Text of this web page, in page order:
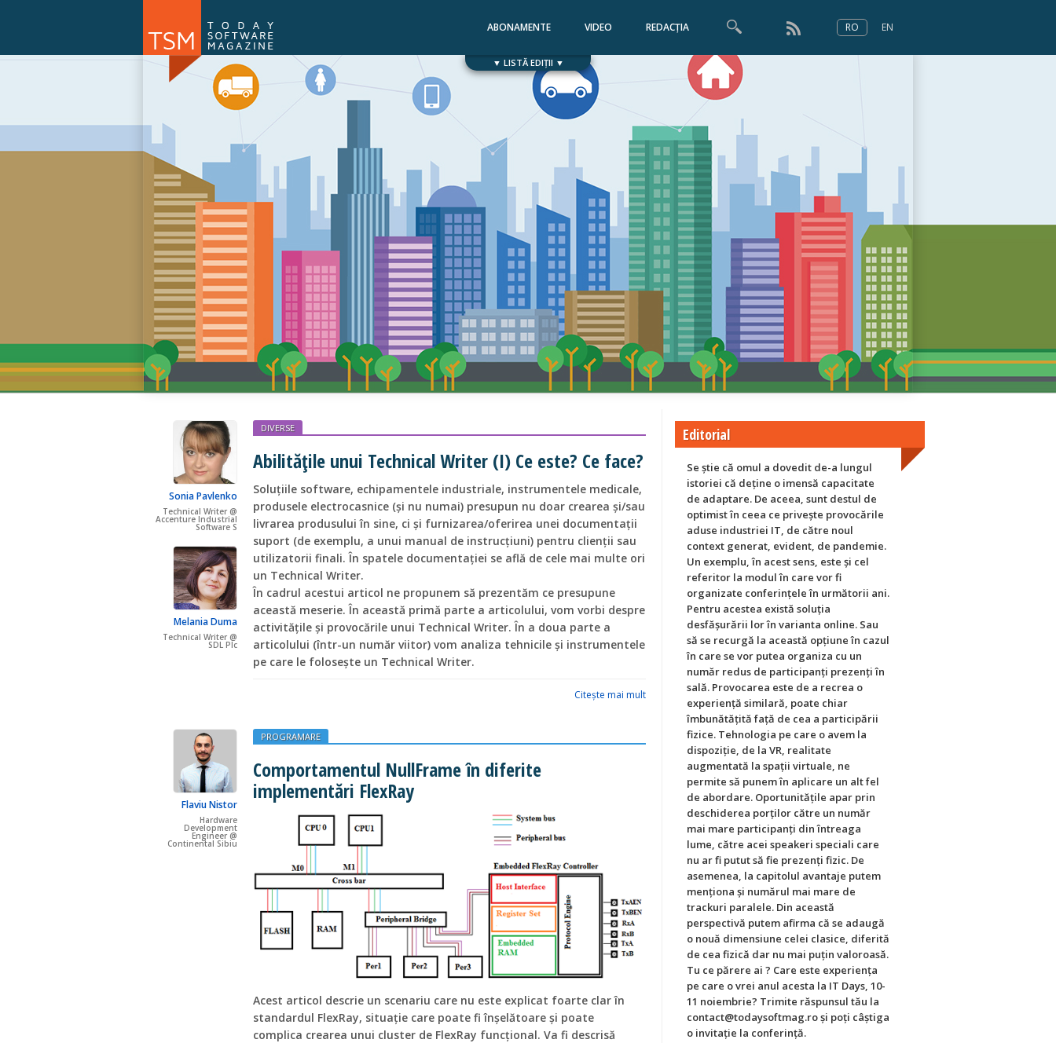
ABONAMENTE VIDEO REDACȚIA RO EN
NOU
Numărul 169 Numărul 168 Numărul 167
▼ LISTĂ EDIȚII ▼
Sonia Pavlenko
Technical Writer @
Accenture Industrial
Software S
Melania Duma
Technical Writer @
SDL Plc
DIVERSE
Abilitățile unui Technical Writer (I) Ce este? Ce face?
Soluțiile software, echipamentele industriale, instrumentele medicale,
produsele electrocasnice (și nu numai) presupun nu doar crearea și/sau
livrarea produsului în sine, ci și furnizarea/oferirea unei documentații
suport (de exemplu, a unui manual de instrucțiuni) pentru clienții sau
utilizatorii finali. În spatele documentației se află de cele mai multe ori
un Technical Writer.
În cadrul acestui articol ne propunem să prezentăm ce presupune
această meserie. În această primă parte a articolului, vom vorbi despre
activitățile și provocările unui Technical Writer. În a doua parte a
articolului (într-un număr viitor) vom analiza tehnicile și instrumentele
pe care le folosește un Technical Writer.
Citeşte mai mult
Flaviu Nistor
Hardware
Development
Engineer @
Continental Sibiu
PROGRAMARE
Comportamentul NullFrame în diferite
implementări FlexRay
Acest articol descrie un scenariu care nu este explicat foarte clar în
standardul FlexRay, situație care poate fi înșelătoare și poate
complica crearea unui cluster de FlexRay funcțional. Va fi descrisă
Editorial
Se știe că omul a dovedit de-a lungul
istoriei că deține o imensă capacitate
de adaptare. De aceea, sunt destul de
optimist în ceea ce privește provocările
aduse industriei IT, de către noul
context generat, evident, de pandemie.
Un exemplu, în acest sens, este și cel
referitor la modul în care vor fi
organizate conferințele în următorii ani.
Pentru acestea există soluția
desfășurării lor în varianta online. Sau
să se recurgă la această opțiune în cazul
în care se vor putea organiza cu un
număr redus de participanți prezenți în
sală. Provocarea este de a recrea o
experiență similară, poate chiar
îmbunătățită față de cea a participării
fizice. Tehnologia pe care o avem la
dispoziție, de la VR, realitate
augmentată la spații virtuale, ne
permite să punem în aplicare un alt fel
de abordare. Oportunitățile apar prin
deschiderea porților către un număr
mai mare participanți din întreaga
lume, către acei speakeri speciali care
nu ar fi putut să fie prezenți fizic. De
asemenea, la capitolul avantaje putem
menționa și numărul mai mare de
trackuri paralele. Din această
perspectivă putem afirma că se adaugă
o nouă dimensiune celei clasice, diferită
de cea fizică dar nu mai puțin valoroasă.
Tu ce părere ai ? Care este experiența
pe care o vrei anul acesta la IT Days, 10-
11 noiembrie? Trimite răspunsul tău la
contact@todaysoftmag.ro și poți câștiga
o invitație la conferință.